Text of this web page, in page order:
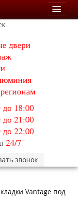
двери
до 18:00
до 21:00
до 22:00
24/7
звонок
Vantage под